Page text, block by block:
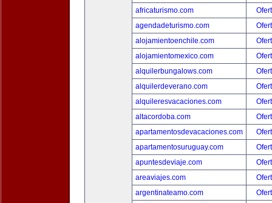
africaturismo.com
agendadeturismo.com
alojamientoenchile.com
alojamientomexico.com
alquilerbungalows.com
alquilerdeverano.com
alquileresvacaciones.com
altacordoba.com
apartamentosdevacaciones.com
apartamentosuruguay.com
apuntesdeviaje.com
areaviajes.com
argentinateamo.com